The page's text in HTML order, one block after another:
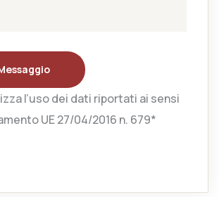
l’uso dei dati riportati ai sensi
UE 27/04/2016 n. 679*